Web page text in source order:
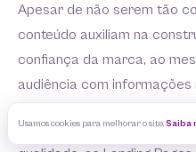
Apesar de não serem tão
conteúdo auxiliam na
confiança da marca, ao
audiência com informações
Ao proporcionar uma
Usamos cookies para melhorar o site.Saiba